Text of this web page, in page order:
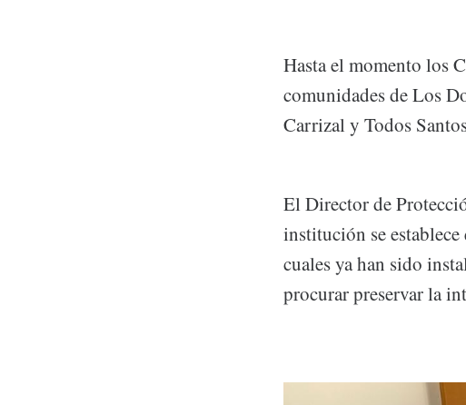
Hasta el momento los
comunidades de Los
Carrizal y Todos
El Director de
institución se
cuales ya han sido
procurar preservar la